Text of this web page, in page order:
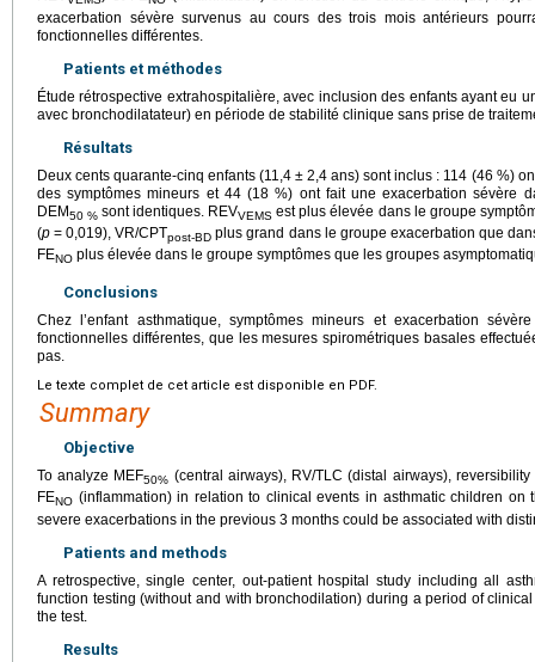
exacerbation sévère survenus au cours des trois mois antérieurs
fonctionnelles différentes.
Patients et méthodes
Étude rétrospective extrahospitalière, avec inclusion des enfants ayant eu
avec bronchodilatateur) en période de stabilité clinique sans prise de
Résultats
Deux cents quarante-cinq enfants (11,4 ± 2,4 ans) sont inclus : 114 (46 %)
des symptômes mineurs et 44 (18 %) ont fait une exacerbation sévère
DEM50 % sont identiques. REVVEMS est plus élevée dans le groupe
(p = 0,019), VR/CPTpost-BD plus grand dans le groupe exacerbation que
FENO plus élevée dans le groupe symptômes que les groupes
Conclusions
Chez l’enfant asthmatique, symptômes mineurs et exacerbation
fonctionnelles différentes, que les mesures spirométriques basales
pas.
Le texte complet de cet article est disponible en PDF.
Summary
Objective
To analyze MEF50% (central airways), RV/TLC (distal airways), reversibility
FENO (inflammation) in relation to clinical events in asthmatic children on
severe exacerbations in the previous 3 months could be associated with
Patients and methods
A retrospective, single center, out-patient hospital study including all
function testing (without and with bronchodilation) during a period of
the test.
Results